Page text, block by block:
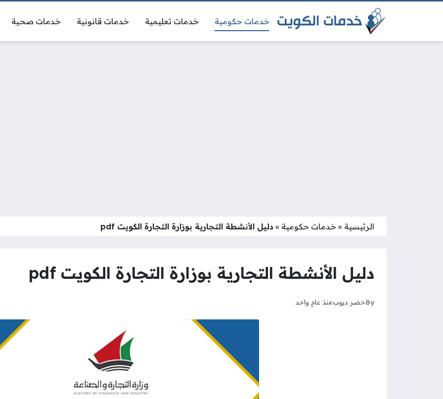
خدمات حكومية خدمات تعليمية خدمات قانونية خدمات صحية
الرئيسية » خدمات حكومية »دليل الأنشطة التجارية بوزارة التجارة الكويت pdf
دليل الأنشطة التجارية بوزارة التجارة الكويت pdf
Byخضر ديوبمنذ عام واحد